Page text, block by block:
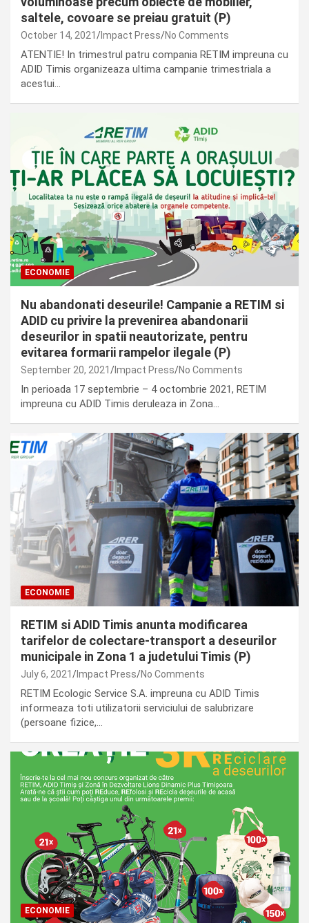
saltele, covoare se preiau gratuit (P)
October 14, 2021 Impact Press No Comments
ATENTIE! In trimestrul patru compania RETIM impreuna cu
ADID Timis organizeaza ultima campanie trimestriala a
acestui…
ECONOMIE
Nu abandonati deseurile! Campanie a RETIM si
ADID cu privire la prevenirea abandonarii
deseurilor in spatii neautorizate, pentru
evitarea formarii rampelor ilegale (P)
September 20, 2021 Impact Press No Comments
In perioada 17 septembrie – 4 octombrie 2021, RETIM
impreuna cu ADID Timis deruleaza in Zona…
ECONOMIE
RETIM si ADID Timis anunta modificarea
tarifelor de colectare-transport a deseurilor
municipale in Zona 1 a judetului Timis (P)
July 6, 2021 Impact Press No Comments
RETIM Ecologic Service S.A. impreuna cu ADID Timis
informeaza toti utilizatorii serviciului de salubrizare
(persoane fizice,…
ECONOMIE